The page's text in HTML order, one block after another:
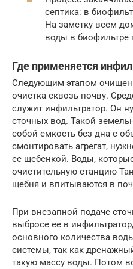
септика: в
На заметку всем
воды в биофильтре
Где применяется
Следующим этапом
очистка сквозь почву.
служит инфильтратор. Он
сточных вод. Такой
собой емкость без дна с
смонтировать агрегат,
ее щебенкой. Воды,
очистительную станцию
щебня и впитываются в
При внезапной подаче
выбросе ее в
основного количества
системы, так как
такую массу воды. Потом